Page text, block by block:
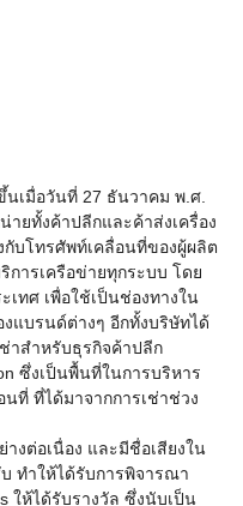
เมื่อวันที่ 27 ธันวาคม พ.ศ.
ยทั้งค้าปลีกและค้าส่งเครื่อง
บโทรศัพท์เคลื่อนที่ของผู้ผลิต
ารเครือข่ายทุกระบบ โดย
ทศ เพื่อใช้เป็นช่องทางใน
แบรนด์ต่างๆ อีกทั้งบริษัทได้
าสำหรับธุรกิจค้าปลีก
ซึ่งเป็นพื้นที่ในการบริหาร
ที่ ที่ได้มาจากการเช่าช่วง
งต่อเนื่อง และมีชื่อเสียงใน
ทำให้ได้รับการพิจารณา
ให้ได้รับรางวัล ซึ่งนับเป็น